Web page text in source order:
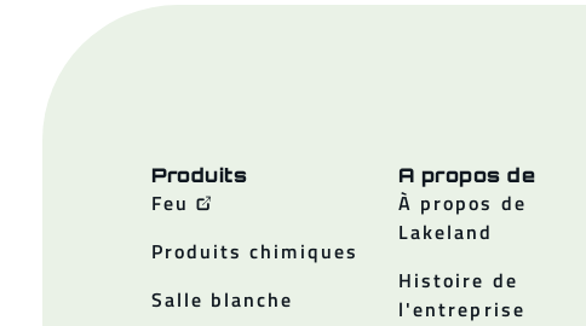
Produits
Feu
Produits chimiques
Salle blanche
A propos de
À propos de
Lakeland
Histoire de
l'entreprise